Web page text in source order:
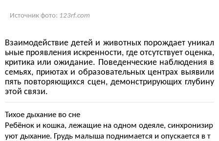
Источник фото: 123rf.com
Взаимодействие детей и животных порождает уникал
ьные проявления искренности, где отсутствует оценка,
критика или ожидание. Поведенческие наблюдения в
семьях, приютах и образовательных центрах выявили
пять повторяющихся сцен, демонстрирующих глубину
этой связи.
Тихое дыхание во сне
Ребёнок и кошка, лежащие на одном одеяле, синхронизир
уют дыхание. Грудь малыша поднимается и опускается в т